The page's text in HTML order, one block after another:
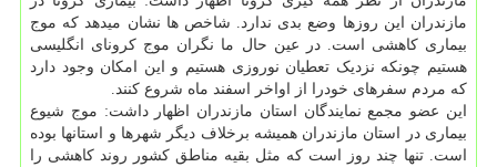
مازندران این روزها وضع بدی ندارد. شاخص ها نشان میدهد که موج
بیماری کاهشی است. در عین حال ما نگران موج کرونای انگلیسی
هستیم چونکه نزدیک تعطیان نوروزی هستیم و این امکان وجود دارد
که مردم سفرهای خودرا از اواخر اسفند ماه شروع کنند.
این عضو مجمع نمایندگان استان مازندران اظهار داشت: موج شیوع
بیماری در استان مازندران همیشه برخلاف دیگر شهرها و استانها بوده
است. تنها چند روز است که مثل بقیه مناطق کشور روند کاهشی را